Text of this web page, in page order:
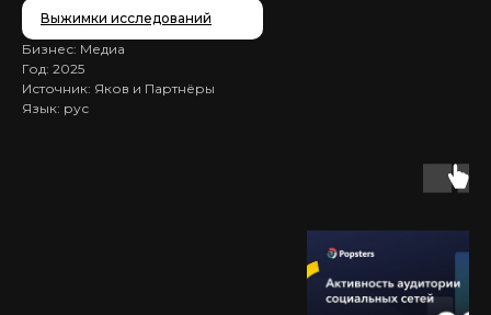
Выжимки исследований
Бизнес: Медиа
Год: 2025
Источник: Яков и Партнёры
Язык: рус